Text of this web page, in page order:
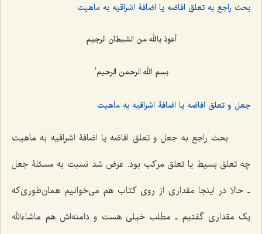
بحث راجع به تعلق افاضه یا اضافۀ اشراقیه به ماهیت
أعوذ بالله من الشیطان الرجیم
بسم الله الرحمن الرحیم1
جعل و تعلق افاضه یا اضافۀ اشراقیه به ماهیت
بحث راجع به جعل و تعلق افاضه یا اضافۀ اشراقیه به ماهیت
چه تعلق بسیط یا تعلق مرکب بود. عرض شد نسبت به مسئلۀ جعل
ـ حالا در اینجا مقداری از روی کتاب هم می‌خوانیم همان‌طوری‌که
یک مقداری گفتیم ـ مطلب خیلی هست و دامنه‌اش هم ماشاءالله